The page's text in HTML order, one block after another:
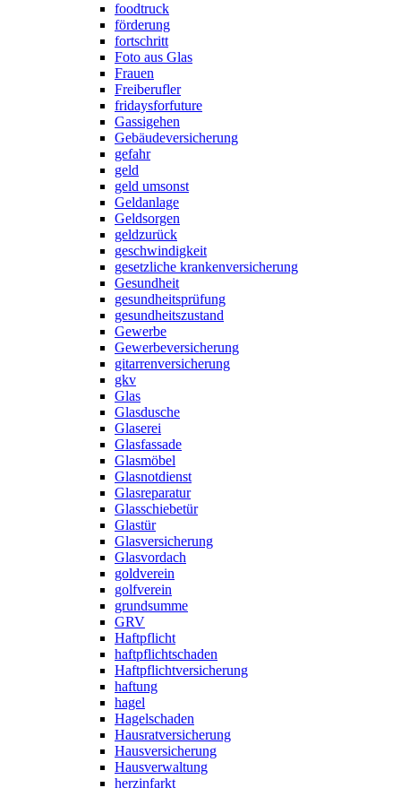
foodtruck
förderung
fortschritt
Foto aus Glas
Frauen
Freiberufler
fridaysforfuture
Gassigehen
Gebäudeversicherung
gefahr
geld
geld umsonst
Geldanlage
Geldsorgen
geldzurück
geschwindigkeit
gesetzliche krankenversicherung
Gesundheit
gesundheitsprüfung
gesundheitszustand
Gewerbe
Gewerbeversicherung
gitarrenversicherung
gkv
Glas
Glasdusche
Glaserei
Glasfassade
Glasmöbel
Glasnotdienst
Glasreparatur
Glasschiebetür
Glastür
Glasversicherung
Glasvordach
goldverein
golfverein
grundsumme
GRV
Haftpflicht
haftpflichtschaden
Haftpflichtversicherung
haftung
hagel
Hagelschaden
Hausratversicherung
Hausversicherung
Hausverwaltung
herzinfarkt